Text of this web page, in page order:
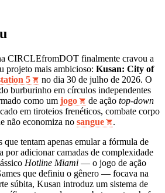
CIRCLEfromDOT finalmente cravou a
projeto mais ambicioso: Kusan: City of
5
no dia 30 de julho de 2026. O
burburinho em círculos independentes
como um jogo de ação top-down
em tiroteios frenéticos, combate corpo
não economiza no sangue
.
tentam apenas emular a fórmula de
por adicionar camadas de complexidade
Hotline Miami — o jogo de ação
que definiu o gênero — focava na
súbita, Kusan introduz um sistema de